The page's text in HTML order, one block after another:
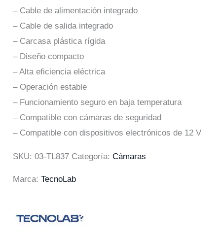
– Cable de alimentación integrado
– Cable de salida integrado
– Carcasa plástica rígida
– Diseño compacto
– Alta eficiencia eléctrica
– Operación estable
– Funcionamiento seguro en baja temperatura
– Compatible con cámaras de seguridad
– Compatible con dispositivos electrónicos de 12 V
SKU:03-TL837 Categoría:Cámaras
Marca:TecnoLab